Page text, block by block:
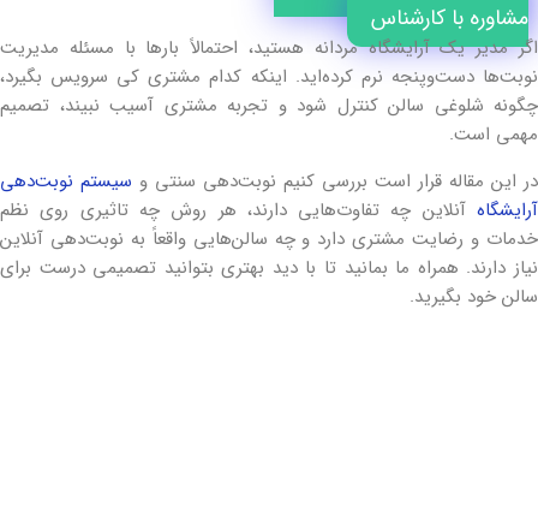
مشاوره با کارشناس
اگر مدیر یک آرایشگاه مردانه هستید، احتمالاً بارها با مسئله مدیریت
نوبت‌ها دست‌وپنجه نرم کرده‌اید. اینکه کدام مشتری کی سرویس بگیرد،
چگونه شلوغی سالن کنترل شود و تجربه مشتری آسیب نبیند، تصمیم
مهمی است.
در این مقاله قرار است بررسی کنیم نوبت‌دهی سنتی و سیستم نوبت‌دهی
آرایشگاه آنلاین چه تفاوت‌هایی دارند، هر روش چه تاثیری روی نظم
خدمات و رضایت مشتری دارد و چه سالن‌هایی واقعاً به نوبت‌دهی آنلاین
نیاز دارند. همراه ما بمانید تا با دید بهتری بتوانید تصمیمی درست برای
سالن خود بگیرید.